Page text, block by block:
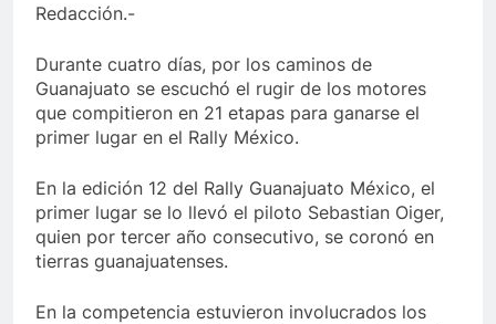
Redacción.-
Durante cuatro días, por los caminos de
Guanajuato se escuchó el rugir de los motores
que compitieron en 21 etapas para ganarse el
primer lugar en el Rally México.
En la edición 12 del Rally Guanajuato México, el
primer lugar se lo llevó el piloto Sebastian Oiger,
quien por tercer año consecutivo, se coronó en
tierras guanajuatenses.
En la competencia estuvieron involucrados los